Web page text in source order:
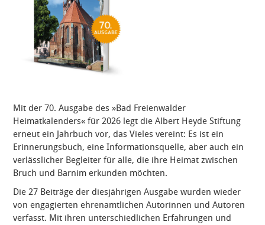
Mit der 70. Ausgabe des »Bad Freienwalder
Heimatkalenders« für 2026 legt die Albert Heyde Stiftung
erneut ein Jahrbuch vor, das Vieles vereint: Es ist ein
Erinnerungsbuch, eine Informationsquelle, aber auch ein
verlässlicher Begleiter für alle, die ihre Heimat zwischen
Bruch und Barnim erkunden möchten.
Die27 Beiträge der diesjährigen Ausgabe wurden wieder
von engagierten ehrenamtlichen Autorinnen und Autoren
verfasst. Mit ihren unterschiedlichen Erfahrungen und